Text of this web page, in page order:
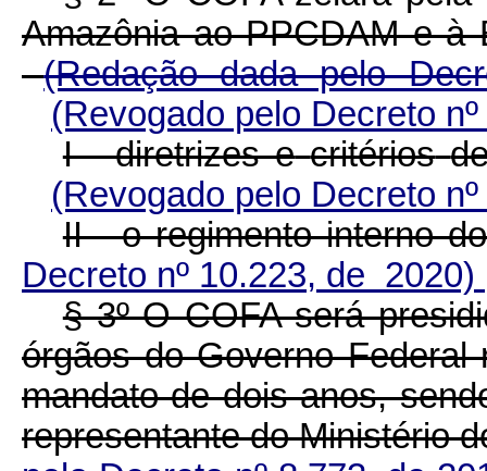
Amazônia ao PPCDAM e à
(Redação dada pelo
(Revogado pelo Decreto
I - diretrizes e critérios
(Revogado pelo Decreto
II - o regimento interno
Decreto nº 10.223, de 2020)
§ 3º O COFA será
órgãos do Governo
mandato de dois anos,
representante do Ministério